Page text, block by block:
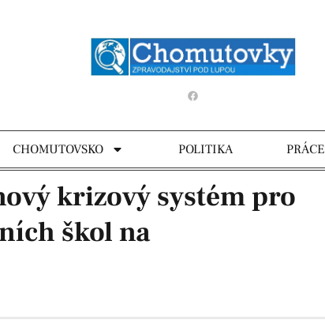
CHOMUTOVSKO POLITIKA PRÁCE
krizový systém pro
škol na